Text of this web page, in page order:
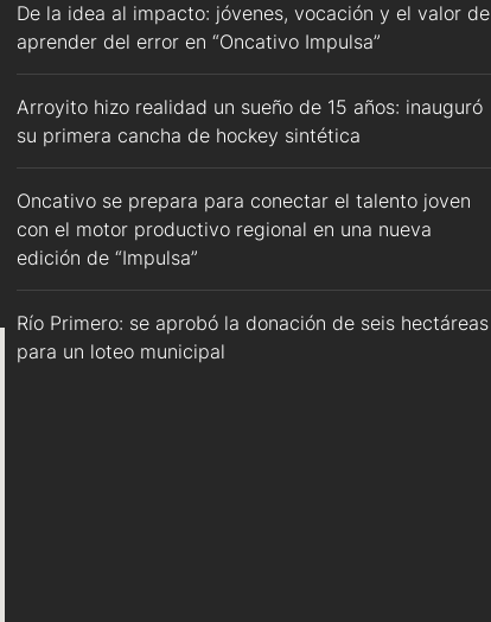
De la idea al impacto: jóvenes, vocación y el valor de
aprender del error en “Oncativo Impulsa”
Arroyito hizo realidad un sueño de 15 años: inauguró
su primera cancha de hockey sintética
Oncativo se prepara para conectar el talento joven
con el motor productivo regional en una nueva
edición de “Impulsa”
Río Primero: se aprobó la donación de seis hectáreas
para un loteo municipal